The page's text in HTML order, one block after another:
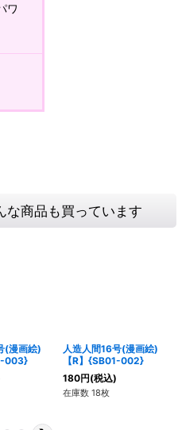
ワ
な商品も買っています
(漫画絵)
003}
人造人間16号(漫画絵)
【R】{SB01-002}
180円(税込)
在庫数 18枚